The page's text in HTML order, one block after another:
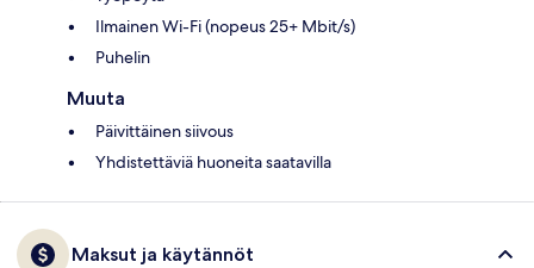
Ilmainen Wi-Fi (nopeus 25+ Mbit/s)
Puhelin
Muuta
Päivittäinen siivous
Yhdistettäviä huoneita saatavilla
Maksut ja käytännöt